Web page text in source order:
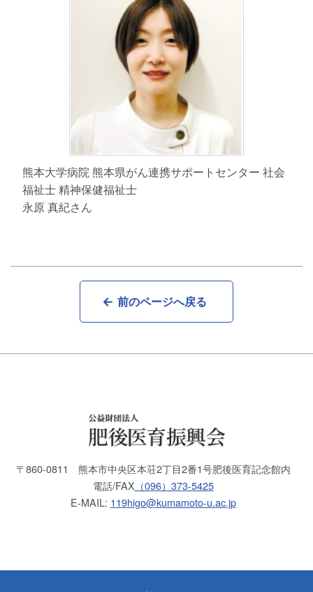
熊本大学病院 熊本県がん連携サポートセンター 社会
福祉士 精神保健福祉士
永原 真紀さん
前のページへ戻る
〒860-0811 熊本市中央区本荘2丁目2番1号肥後医育記念館内
電話/FAX （096）373-5425
E-MAIL: 119higo@kumamoto-u.ac.jp